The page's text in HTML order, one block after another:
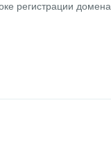
регистрации домена,